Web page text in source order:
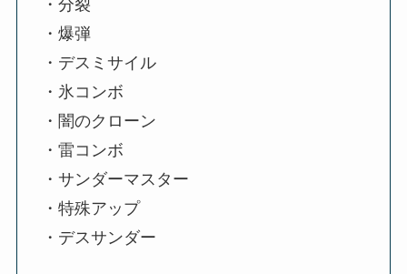
・分裂
・爆弾
・デスミサイル
・氷コンボ
・闇のクローン
・雷コンボ
・サンダーマスター
・特殊アップ
・デスサンダー